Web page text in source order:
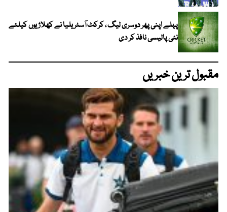
پہلے اپنی پھر دوسری لیگ ، کرکٹ آسٹریلیا نے کھلاڑیوں کیلئے
نئی پالیسی نافذ کر دی
مقبول ترین خبریں